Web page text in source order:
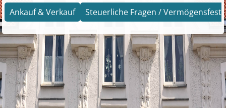
Ankauf & Verkauf Steuerliche Fragen /